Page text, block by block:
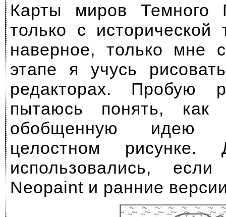
Карты миров Темного
только с исторической
наверное, только мне
этапе я учусь
редакторах. Пробую
пытаюсь понять, как
обобщенную идею
целостном рисунке.
использовались,
Neopaint и ранние